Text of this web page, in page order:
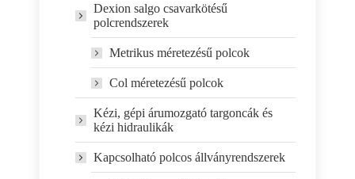
Dexion salgo csavarkötésű
polcrendszerek
Metrikus méretezésű polcok
Col méretezésű polcok
Kézi, gépi árumozgató targoncák és
kézi hidraulikák
Kapcsolható polcos állványrendszerek